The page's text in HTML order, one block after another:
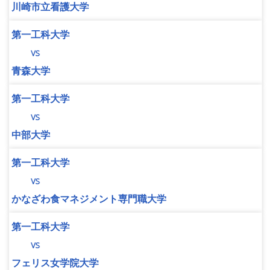
川崎市立看護大学
第一工科大学
vs
青森大学
第一工科大学
vs
中部大学
第一工科大学
vs
かなざわ食マネジメント専門職大学
第一工科大学
vs
フェリス女学院大学